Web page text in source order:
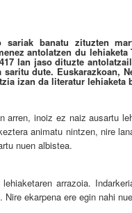
banatu zituzten
antolatzen du
lan jaso dituzte
saritu dute. Euskarazkoan,
izan da literatur lehiaketa
inoiz ez naiz ausartu
animatu nintzen, nire
nuen albistea.
arrazoia.
ekarpena ere egin nahi